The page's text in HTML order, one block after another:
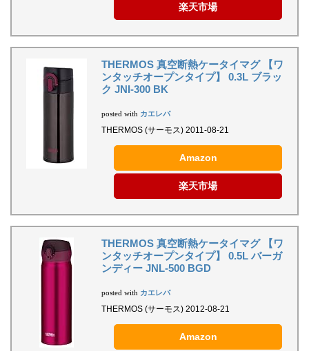
楽天市場
THERMOS 真空断熱ケータイマグ 【ワ
ンタッチオープンタイプ】 0.3L ブラッ
ク JNI-300 BK
posted with カエレバ
THERMOS (サーモス) 2011-08-21
Amazon
楽天市場
THERMOS 真空断熱ケータイマグ 【ワ
ンタッチオープンタイプ】 0.5L バーガ
ンディー JNL-500 BGD
posted with カエレバ
THERMOS (サーモス) 2012-08-21
Amazon